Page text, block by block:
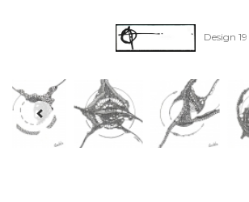
Design 19